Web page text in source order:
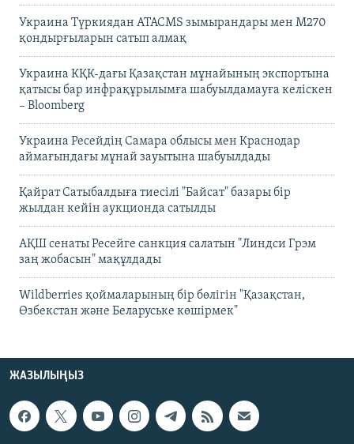
Украина Түркиядан ATACMS зымырандары мен M270
қондырғыларын сатып алмақ
Украина КҚК-дағы Қазақстан мұнайының экспортына
қатысы бар инфрақұрылымға шабуылдамауға келіскен
– Bloomberg
Украина Ресейдің Самара облысы мен Краснодар
аймағындағы мұнай зауытына шабуылдады
Қайрат Сатыбалдыға тиесілі "Байсат" базары бір
жылдан кейін аукционда сатылды
АҚШ сенаты Ресейге санкция салатын "Линдси Грэм
заң жобасын" мақұлдады
Wildberries қоймаларының бір бөлігін "Қазақстан,
Өзбекстан және Беларуське көшірмек"
ЖАЗЫЛЫҢЫЗ